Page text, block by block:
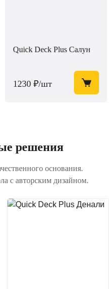
Quick Deck Plus Салун
1230 ₽/шт
решения
основания.
с авторским дизайном.